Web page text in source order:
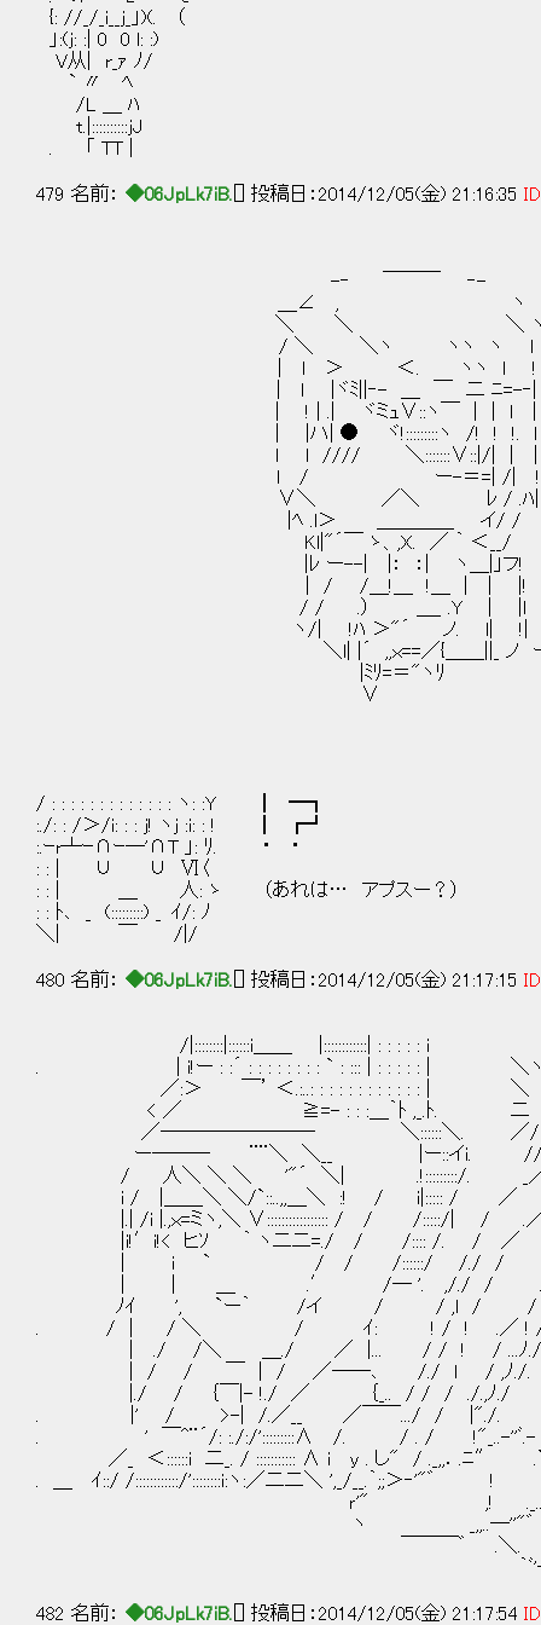
{: //_/_i__j_」)(. （
」:(j: :| 0 0 l: :)
V从| r_ｧ ﾉ/
` 〃 ﾍ
/L ＿ ﾊ
t.|::::::::::jJ
. 「 TT |
479 名前： ◆06JpLk7iB. [] 投稿日：2014/12/05(金) 21:16:35
-‐ ￣￣￣ ‐- _ｎ
＿∠ , ヽ
＼ ＼ ＼ ヽ く
/ ＼ ＼ヽ ヽヽ ヽ l
| l ＞ ＜. ヽヽ l !
| l |ヾﾐ||‐- ＿ ￣ 二 ﾆ=-
| ! | .| ヾミｭ∨::ヽ￣ | | l
| |ハ| ● ヾ!:::::::::ヽ /! ! !. l
l l //// ＼:::::::∨::|/| |
l / ー-＝=| /| ! ﾄ
∨＼ ／＼ ﾚ / .ﾊ| .l
|ﾍ .l＞ ＿＿＿＿ イ/ / ﾍ
Kl|"´￣ ゝ、,X. ／ ｀ ＜
|ﾚ ー--| |： ：| ヽ＿|」フ!
| / /＿!＿ !＿ | | |! ! !
/ / .） ＿_ .Y | |l ｌ
ヽ/| !ﾊ ＞"´ ノ. l| !| !
＼l| |´ ,,ｘ==／{＿＿||_ ノ
|ﾐﾘ=＝"ヽﾘ
∨
/ : : : : : : : : : : : : : ヽ: :Y ┃ ━┓
:./: : /＞/i: : : j! ヽj :i: : ! ┃ ┏┛
:.ｰr┴ｰ∩ｰ─'∩T 」: ﾘ. ・ ・
: : | ∪ ∪ Ⅵ〈
: : | ＿ 人: ゝ （あれは… アプスー？）
: : ﾄ､ _ (:::::::::) _ ｲ/: ﾉ
＼| ￣ /|/
480 名前： ◆06JpLk7iB. [] 投稿日：2014/12/05(金) 21:17:15
/|::::::::|::::::i＿＿ |::::::::::::| : : : : : i
. | i!ー : :´ : : : : : : : : ` : ::: | : : : : : | ＼ヽ l｜l
／:＞ ￣’ ＜.:..: : : : : : :
< ／ ≧=- : : :＿｀ﾄ ,_.ﾄ. 二 テ ィ タ
／―――――――― ＼::::::
ー――― ¨¨＼ ＼__ |ー::イi. // l｜l｜l｜l
/ 人＼ ＼ ＼ '"´ ＼| .!:::::::::/
i / |＿＿＼ ＼/`::..,,＿＼ :! / i|::::: / ／
|.| /i |.,ｘ=ミヽ,＼ ∨::::::::::::::::: / / /:::::/| /
|i!′i!< ヒｿ ｀ ヽ二二=./ / /:::: /. /
| ｉ ` / / /::::::/ /./ / /.'―
| | ＿ .′ /― '. ,/./ / ./ │ !.､
ﾉｲ ', `ー｀ /イ / / ,l / / .i' "
. / | / ＼ / ｲ: ! / ! .／ !
| ./ /＼ ＿./ ／ |... / / ! / ...
| / / ￣ | / ／――､ /./ ｌ / ,ﾉ./. ＼、
|./ / ｛￣|- !./ ／ ｛_.. / / / ./.,ﾉ./ ｀ﾞﾞﾞﾞﾞﾞ
. |' / >-| /.／__ ／￣￣.../ / |"./.
. ' ￣^¨´/: :./:/':::::::::∧ /. / . / !"_..-''ﾞ.-
／_ ＜::::::i 二_. / ::::::::::: ∧ i y . し" / ._,,
. ＿ ｲ::/ /::::::::::::/'::::::::i:ヽ:／二二＼ ',_/
ｒ'" ,! ._..--........,,,,,,...ム､,
ヽ _,,..―''"゛ ´
￣￣￣゛ .
｀ﾞ'――ｰ―
482 名前： ◆06JpLk7iB. [] 投稿日：2014/12/05(金) 21:17:54